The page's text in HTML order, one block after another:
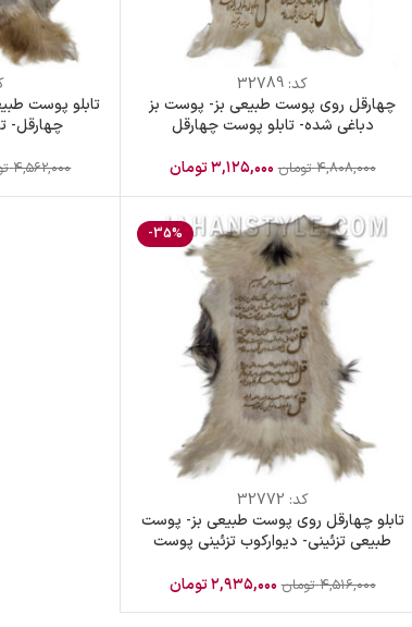
کد: 32789
چهارقل روی پوست طبیعی بز- پوست بز
دباغی شده- تابلو پوست چهارقل
۴,۸۰۸,۰۰۰ تومان ۳,۱۲۵,۰۰۰تومان
تابلو پوست
چهارقل-
۴,۵۶۲,۰۰۰
-35%
کد: 32772
تابلو چهارقل روی پوست طبیعی بز- پوست
طبیعی تزئینی- دیوارکوب تزئینی پوست
۴,۵۱۶,۰۰۰ تومان ۲,۹۳۵,۰۰۰تومان